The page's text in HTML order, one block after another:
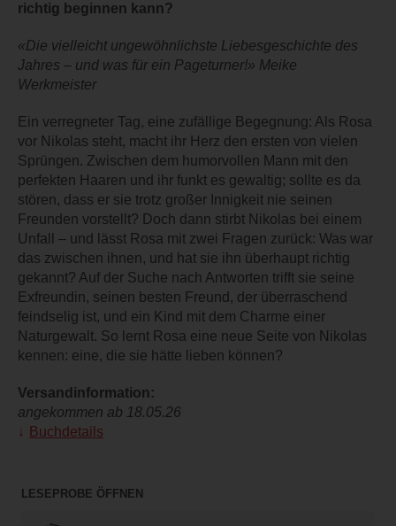
richtig beginnen kann?
«Die vielleicht ungewöhnlichste Liebesgeschichte des
Jahres – und was für ein Pageturner!» Meike
Werkmeister
Ein verregneter Tag, eine zufällige Begegnung: Als Rosa
vor Nikolas steht, macht ihr Herz den ersten von vielen
Sprüngen. Zwischen dem humorvollen Mann mit den
perfekten Haaren und ihr funkt es gewaltig; sollte es da
stören, dass er sie trotz großer Innigkeit nie seinen
Freunden vorstellt? Doch dann stirbt Nikolas bei einem
Unfall – und lässt Rosa mit zwei Fragen zurück: Was war
das zwischen ihnen, und hat sie ihn überhaupt richtig
gekannt? Auf der Suche nach Antworten trifft sie seine
Exfreundin, seinen besten Freund, der überraschend
feindselig ist, und ein Kind mit dem Charme einer
Naturgewalt. So lernt Rosa eine neue Seite von Nikolas
kennen: eine, die sie hätte lieben können?
Versandinformation:
angekommen ab 18.05.26
Buchdetails
LESEPROBE ÖFFNEN